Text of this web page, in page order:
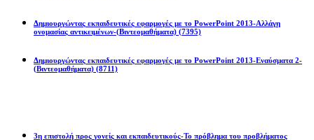
Δημιουργώντας εκπαιδευτικές εφαρμογές με το PowerPoint 2013-Αλλάγη
ονομασίας αντικειμένων-(Βιντεομαθήματα) (7395)
Δημιουργώντας εκπαιδευτικές εφαρμογές με το PowerPoint 2013-Εναύσματα 2-
(Βιντεομαθήματα) (8711)
3η επιστολή προς γονείς και εκπαιδευτικούς-Το πρόβλημα του προβλήματος